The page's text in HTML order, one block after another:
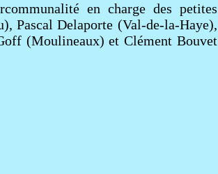
en charge des petites
Pascal Delaporte (Val-de-la-Haye),
(Moulineaux) et Clément Bouvet